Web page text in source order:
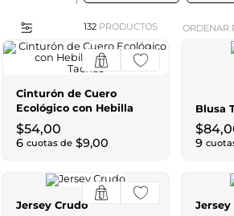
132 PRODUCTOS ORDENAR
Cinturón de Cuero
Ecológico con Hebilla
Redonda y Tachas
$54,00
6 cuotas de $9,00
Blusa
$84,
9
Jersey Crudo Jersey